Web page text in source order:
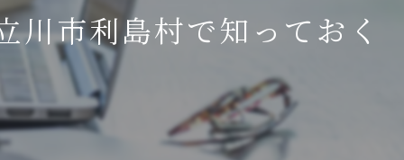
通い放題
安い
川市利島村で知っておく